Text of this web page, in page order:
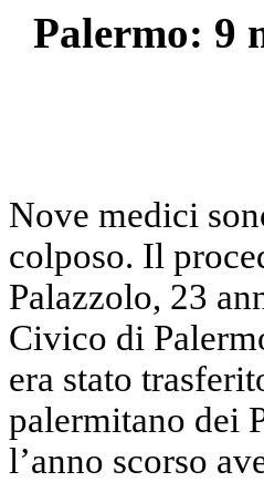
Palermo: 9
Nove medici
colposo. Il
Palazzolo, 23
Civico di
era stato
palermitano dei
l’anno scorso